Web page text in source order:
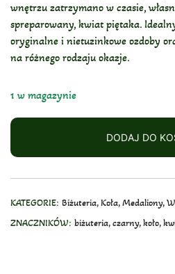
wnętrzu zatrzymano w czasie,
spreparowany, kwiat piętaka.
oryginalne i nietuzinkowe ozdoby
na różnego rodzaju okazje.
1 w magazynie
DODAJ DO
KATEGORIE: Biżuteria,Koła,Medaliony,
ZNACZNIKÓW: biżuteria,czarny,koło,